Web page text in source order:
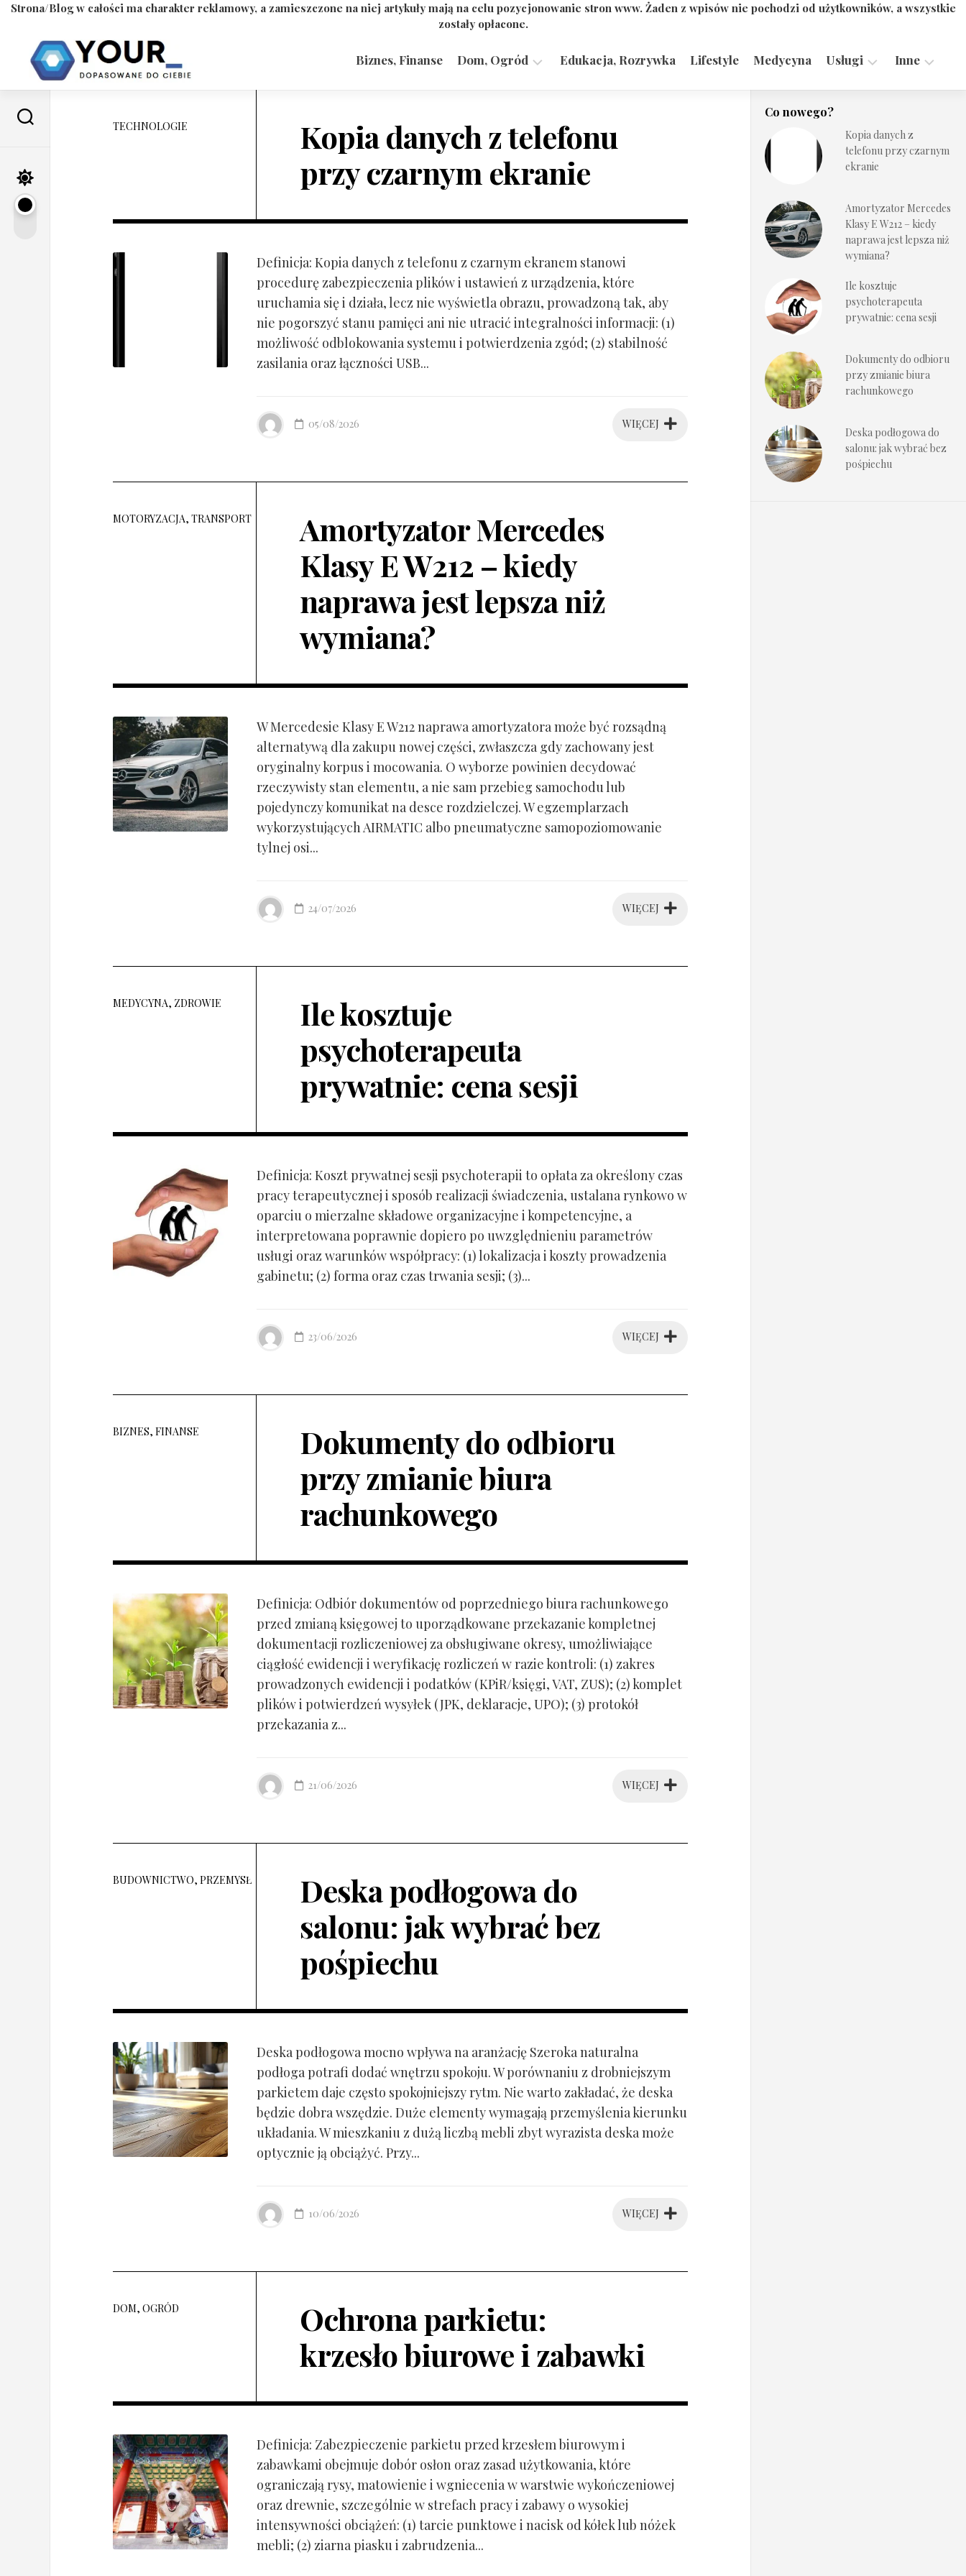
Strona/Blog w całości ma charakter reklamowy, a zamieszczone na niej artykuły mają na celu pozycjonowanie stron www. Żaden z wpisów nie pochodzi od użytkowników, a wszystkie
zostały opłacone.
content
Biznes, Finanse Dom, Ogród Edukacja, Rozrywka Lifestyle Medycyna Usługi
Technologie
Inne
TECHNOLOGIE
Kopia danych z telefonu
przy czarnym ekranie
Definicja: Kopia danych z telefonu z czarnym ekranem stanowi
procedurę zabezpieczenia plików i ustawień z urządzenia, które
uruchamia się i działa, lecz nie wyświetla obrazu, prowadzoną tak, aby
nie pogorszyć stanu pamięci ani nie utracić integralności informacji: (1)
możliwość odblokowania systemu i potwierdzenia zgód; (2) stabilność
zasilania oraz łączności USB...
WIĘCEJ
05/08/2026
MOTORYZACJA, TRANSPORT
Amortyzator Mercedes
Klasy E W212 – kiedy
naprawa jest lepsza niż
wymiana?
W Mercedesie Klasy E W212 naprawa amortyzatora może być rozsądną
alternatywą dla zakupu nowej części, zwłaszcza gdy zachowany jest
oryginalny korpus i mocowania. O wyborze powinien decydować
rzeczywisty stan elementu, a nie sam przebieg samochodu lub
pojedynczy komunikat na desce rozdzielczej. W egzemplarzach
wykorzystujących AIRMATIC albo pneumatyczne samopoziomowanie
tylnej osi...
WIĘCEJ
24/07/2026
MEDYCYNA, ZDROWIE
Ile kosztuje
psychoterapeuta
prywatnie: cena sesji
Definicja: Koszt prywatnej sesji psychoterapii to opłata za określony czas
pracy terapeutycznej i sposób realizacji świadczenia, ustalana rynkowo w
oparciu o mierzalne składowe organizacyjne i kompetencyjne, a
interpretowana poprawnie dopiero po uwzględnieniu parametrów
usługi oraz warunków współpracy: (1) lokalizacja i koszty prowadzenia
gabinetu; (2) forma oraz czas trwania sesji; (3)...
WIĘCEJ
23/06/2026
BIZNES, FINANSE
Dokumenty do odbioru
przy zmianie biura
rachunkowego
Definicja: Odbiór dokumentów od poprzedniego biura rachunkowego
przed zmianą księgowej to uporządkowane przekazanie kompletnej
dokumentacji rozliczeniowej za obsługiwane okresy, umożliwiające
ciągłość ewidencji i weryfikację rozliczeń w razie kontroli: (1) zakres
prowadzonych ewidencji i podatków (KPiR/księgi, VAT, ZUS); (2) komplet
plików i potwierdzeń wysyłek (JPK, deklaracje, UPO); (3) protokół
przekazania z...
WIĘCEJ
21/06/2026
BUDOWNICTWO, PRZEMYSŁ
Deska podłogowa do
salonu: jak wybrać bez
pośpiechu
Deska podłogowa mocno wpływa na aranżację Szeroka naturalna
podłoga potrafi dodać wnętrzu spokoju. W porównaniu z drobniejszym
parkietem daje często spokojniejszy rytm. Nie warto zakładać, że deska
będzie dobra wszędzie. Duże elementy wymagają przemyślenia kierunku
układania. W mieszkaniu z dużą liczbą mebli zbyt wyrazista deska może
optycznie ją obciążyć. Przy...
WIĘCEJ
10/06/2026
DOM, OGRÓD
Ochrona parkietu:
krzesło biurowe i zabawki
Definicja: Zabezpieczenie parkietu przed krzesłem biurowym i
zabawkami obejmuje dobór osłon oraz zasad użytkowania, które
ograniczają rysy, matowienie i wgniecenia w warstwie wykończeniowej
oraz drewnie, szczególnie w strefach pracy i zabawy o wysokiej
intensywności obciążeń: (1) tarcie punktowe i nacisk od kółek lub nóżek
mebli; (2) ziarna piasku i zabrudzenia...
Co nowego?
Kopia danych z
telefonu przy czarnym
ekranie
Amortyzator Mercedes
Klasy E W212 – kiedy
naprawa jest lepsza niż
wymiana?
Ile kosztuje
psychoterapeuta
prywatnie: cena sesji
Dokumenty do odbioru
przy zmianie biura
rachunkowego
Deska podłogowa do
salonu: jak wybrać bez
pośpiechu